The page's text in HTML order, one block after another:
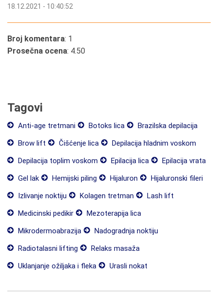
18.12.2021 - 10:40:52
Broj komentara: 1
Prosečna ocena: 4.50
Tagovi
Anti-age tretmani Botoks lica
Brazilska depilacija
Brow lift
Čišćenje lica
Depilacija hladnim voskom
Depilacija toplim voskom
Epilacija lica
Epilacija vrata
Gel lak
Hemijski piling Hijaluron
Hijaluronski fileri
Izlivanje noktiju
Kolagen tretman
Lash lift
Medicinski pedikir
Mezoterapija lica
Mikrodermoabrazija
Nadogradnja noktiju
Radiotalasni lifting
Relaks masaža
Uklanjanje ožiljaka i fleka
Urasli nokat